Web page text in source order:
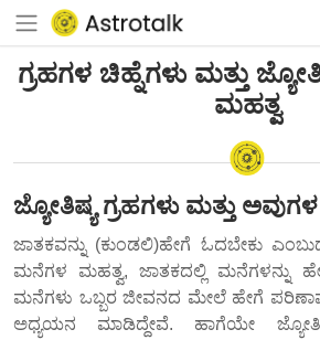
ಗ್ರಹಗಳ ಚಿಹ್ನೆಗಳು ಮತ್ತು
ಮಹತ್ವ
ಜ್ಯೋತಿಷ್ಯ ಗ್ರಹಗಳು ಮತ್ತು
ಜಾತಕವನ್ನು (ಕುಂಡಲಿ)ಹೇಗೆ ಓದಬೇಕು
ಮನೆಗಳ ಮಹತ್ವ, ಜಾತಕದಲ್ಲಿ ಮನೆಗಳನ್ನು
ಮನೆಗಳು ಒಬ್ಬರ ಜೀವನದ ಮೇಲೆ ಹೇಗೆ ಪರಿಣಾಮ
ಅಧ್ಯಯನ ಮಾಡಿದ್ದೇವೆ. ಹಾಗೆಯೇ